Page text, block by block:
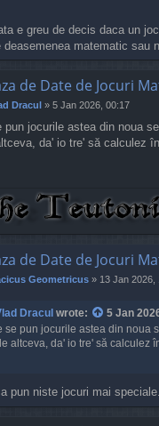
e greu de decis daca un
matematic sau
de Date de Jocuri
Dracul» 5 Jan 2026, 00:17
pun jocurile astea din noua
da' io tre' să calculez
de Date de Jocuri
Geometricus» 13 Jan 2026,
Dracul wrote:
5 Jan
se pun jocurile astea din noua
altceva, da' io tre' să calculez
pun niste jocuri mai